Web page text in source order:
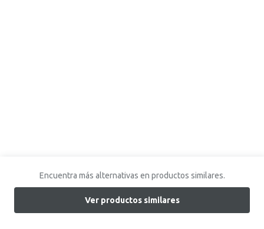
Encuentra más alternativas en productos similares.
Ver productos similares